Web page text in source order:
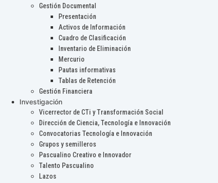
Gestión Documental
Presentación
Activos de Información
Cuadro de Clasificación
Inventario de Eliminación
Mercurio
Pautas informativas
Tablas de Retención
Gestión Financiera
Investigación
Vicerrector de CTi y Transformación Social
Dirección de Ciencia, Tecnología e Innovación
Convocatorias Tecnología e Innovación
Grupos y semilleros
Pascualino Creativo e Innovador
Talento Pascualino
Lazos